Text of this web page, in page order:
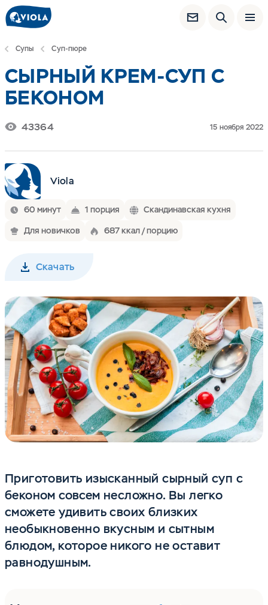
Супы Суп-пюре
СЫРНЫЙ КРЕМ-СУП С
БЕКОНОМ
43364 15 ноября 2022
Viola
60 минут 1 порция
Скандинавская кухня
Для новичков
687 ккал / порцию
Скачать
Приготовить изысканный сырный суп с
беконом совсем несложно. Вы легко
сможете удивить своих близких
необыкновенно вкусным и сытным
блюдом, которое никого не оставит
равнодушным.